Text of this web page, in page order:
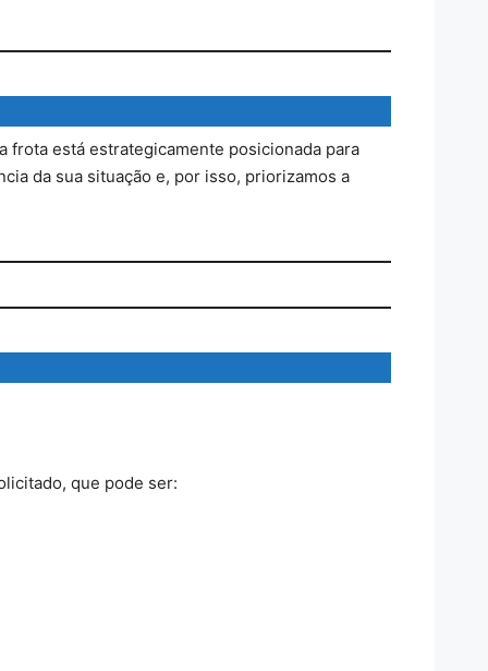
frota está estrategicamente posicionada para
da sua situação e, por isso, priorizamos a
que pode ser: